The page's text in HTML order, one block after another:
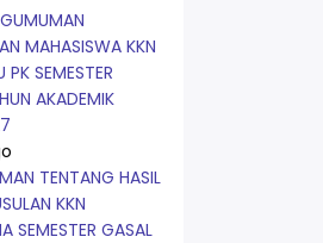
MAHASISWA KKN
SEMESTER
AKADEMIK
TENTANG HASIL
KKN
SEMESTER GASAL